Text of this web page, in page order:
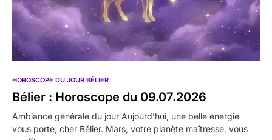
HOROSCOPE DU JOUR BÉLIER
Bélier : Horoscope du 09.07.2026
Ambiance générale du jour Aujourd’hui, une belle énergie
vous porte, cher Bélier. Mars, votre planète maîtresse, vous